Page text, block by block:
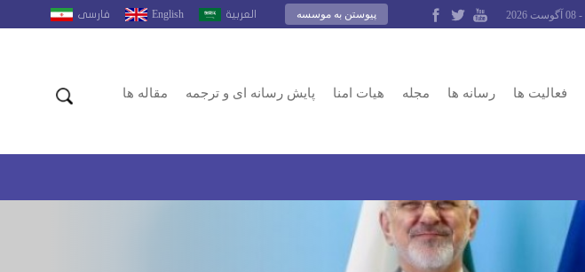
العربية English فارسى پیوستن به موسسه
فعالیت ها رسانه ها مجله هیات امنا پایش رسانه ای و ترجمه مقاله ها